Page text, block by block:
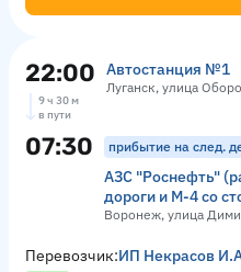
22:00 Автостанция №1
Луганск, улица
9 ч 30 м
в пути
07:30 прибытие на след.
АЗС "Роснефть"
дороги и М-4 со
Воронеж, улица
Перевозчик:ИП Некрасов